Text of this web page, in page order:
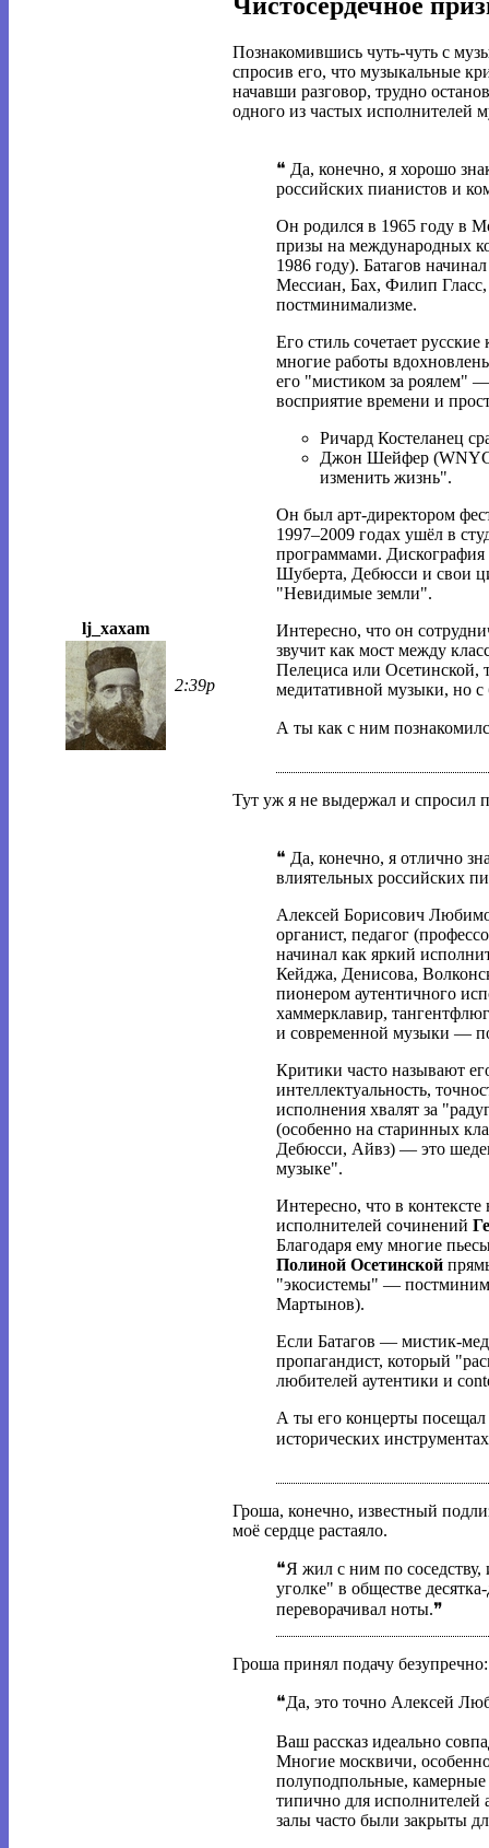
lj_xaxam
2:39p
Познакомившись чуть-чуть с
спросив его, что музыкальные
начавши разговор, трудно
одного из частых исполнителей
❝ Да, конечно, я хорошо
российских пианистов и
Он родился в 1965 году в
призы на международных
1986 году). Батагов
Мессиан, Бах, Филип
постминимализме.
Его стиль сочетает
многие работы
его "мистиком за роялем"
восприятие времени и
Ричард Костеланец
Джон Шейфер
изменить жизнь".
Он был арт-директором
1997–2009 годах ушёл в
программами. Дискография
Шуберта, Дебюсси и свои
"Невидимые земли".
Интересно, что он
звучит как мост между
Пелециса или Осетинской,
медитативной музыки, но
А ты как с ним
Тут уж я не выдержал и спросил
❝ Да, конечно, я отлично
влиятельных российских
Алексей Борисович
органист, педагог
начинал как яркий
Кейджа, Денисова,
пионером аутентичного
хаммерклавир,
и современной музыки —
Критики часто называют
интеллектуальность,
исполнения хвалят за
(особенно на старинных
Дебюсси, Айвз) — это
музыке".
Интересно, что в
исполнителей сочинений
Благодаря ему многие
Полиной Осетинской
"экосистемы" —
Мартынов).
Если Батагов — мистик-
пропагандист, который
любителей аутентики и
А ты его концерты
исторических
Гроша, конечно, известный
моё сердце растаяло.
❝Я жил с ним по
уголке" в обществе
переворачивал ноты.❞
Гроша принял подачу безупречно:
❝Да, это точно Алексей
Ваш рассказ идеально
Многие москвичи,
полуподпольные,
типично для исполнителей
залы часто были закрыты